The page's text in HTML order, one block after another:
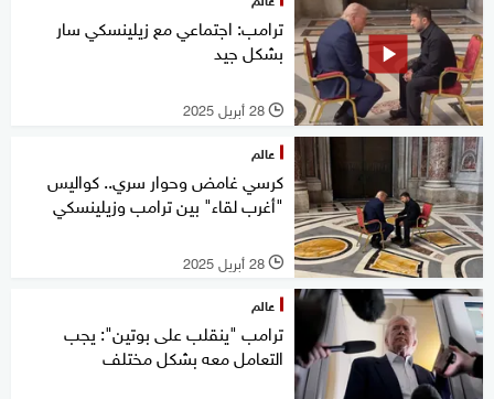
ترامب: اجتماعي مع زيلينسكي سار
بشكل جيد
l 28 أبريل 2025
عالم
كرسي غامض وحوار سري.. كواليس
"أغرب لقاء" بين ترامب وزيلينسكي
l 28 أبريل 2025
عالم
ترامب "ينقلب على بوتين": يجب
التعامل معه بشكل مختلف